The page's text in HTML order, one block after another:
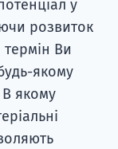
у
розвиток
Ви
якому
В якому